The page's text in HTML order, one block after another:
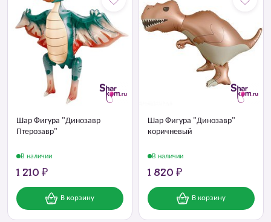
Шар Фигура "Динозавр
Птерозавр"
В наличии
1 210 ₽
В корзину
Шар Фигура "Динозавр"
коричневый
В наличии
1 820 ₽
В корзину